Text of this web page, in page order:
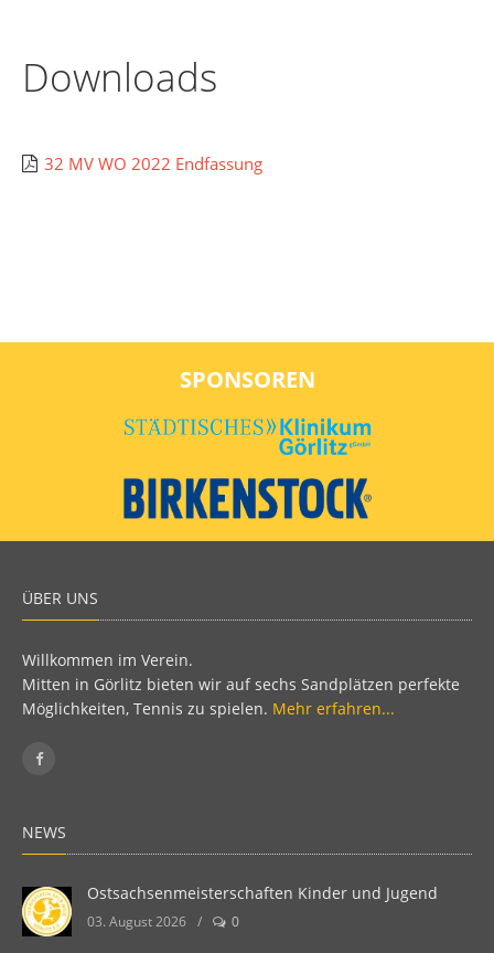
Downloads
32 MV WO 2022 Endfassung
SPONSOREN
ÜBER UNS
Willkommen im Verein.
Mitten in Görlitz bieten wir auf sechs Sandplätzen perfekte
Möglichkeiten, Tennis zu spielen. Mehr erfahren...
NEWS
Ostsachsenmeisterschaften Kinder und Jugend
03. August 2026 / 0